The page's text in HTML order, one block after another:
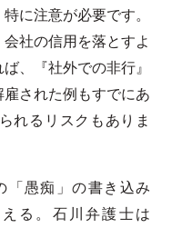
に注意が必要です。
社の信用を落とすよ
、『社外での非行』
された例もすでにあ
れるリスクもありま
「愚痴」の書き込み
る。石川弁護士は